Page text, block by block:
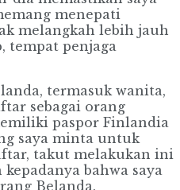
menepati
melangkah lebih jauh
​​tempat penjaga
termasuk wanita,
sebagai orang
paspor Finlandia
saya minta untuk
takut melakukan ini
bahwa saya
Belanda.